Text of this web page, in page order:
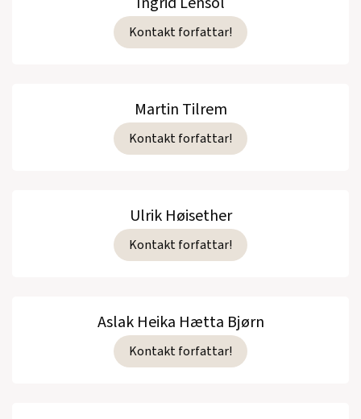
Kontakt forfattar!
Martin Tilrem
Kontakt forfattar!
Ulrik Høisether
Kontakt forfattar!
Aslak Heika Hætta Bjørn
Kontakt forfattar!